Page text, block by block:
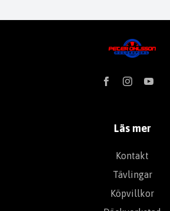
Läs mer
Kontakt
Tävlingar
Köpvillkor